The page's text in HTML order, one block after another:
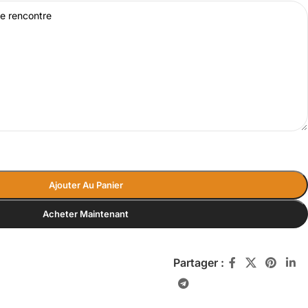
Ajouter Au Panier
Acheter Maintenant
Partager :